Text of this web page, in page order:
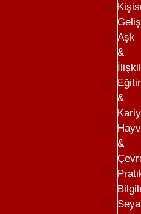
Aşk
&
&
&